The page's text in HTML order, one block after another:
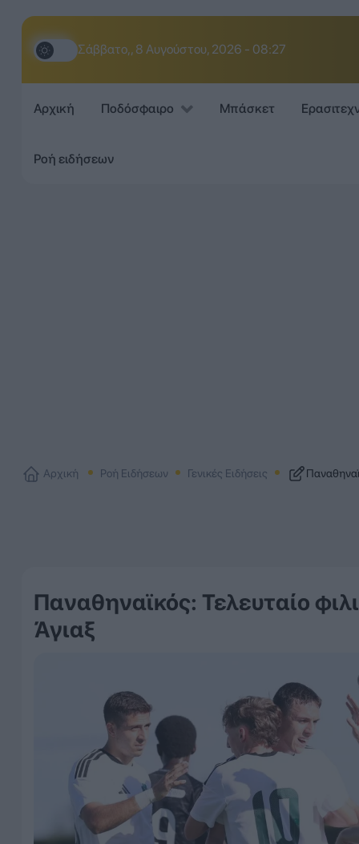
Σάββατο,, 8 Αυγούστου, 2026 - 08:27
Αρχική Ποδόσφαιρο Μπάσκετ
Ροή ειδήσεων
Αρχική Ροή Ειδήσεων Γενικές Ειδήσεις
Παναθηναϊκός: Τελευταίο
Άγιαξ